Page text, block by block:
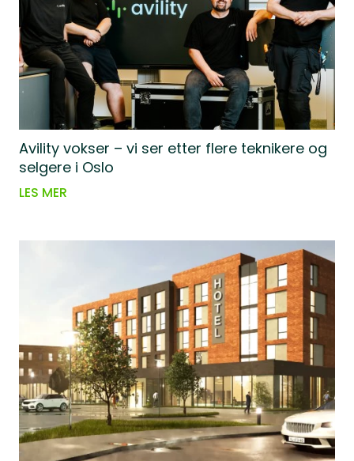
Avility vokser – vi ser etter flere teknikere og
selgere i Oslo
LES MER